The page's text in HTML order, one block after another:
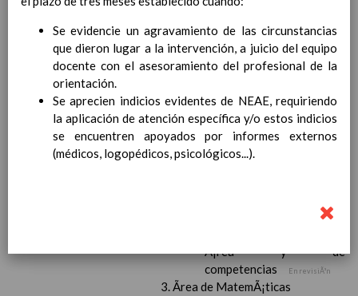
mismo y autonomÃ­a
personal
15 noviembre 2019
MetodologÃ­a 15 noviembre 2019
15 noviembre 2019
CoordinaciÃ³n y concreciÃ³n curricular
Objetivos de la etapa
Ãrea de Lengua Castellana y
Literatura
Objetivos del Ã¡rea
ConcreciÃ³n curricular
Ã¡rea y de
competencias
En revisiÃ³n
Ãrea de MatemÃ¡ticas
Se evidencie un agravamiento de las circunstancias
que dieron lugar a la intervención, a juicio del equipo
docente con el asesoramiento del profesional de la
orientación.
Se aprecien indicios evidentes de NEAE, requiriendo
la aplicación de atención específica y/o estos indicios
se encuentren apoyados por informes externos
(médicos, logopédicos, psicológicos...).